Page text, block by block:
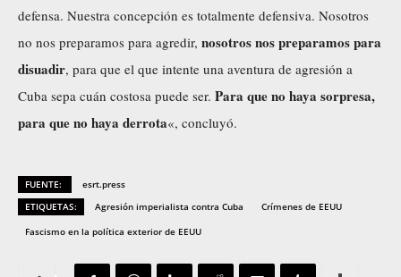
defensa. Nuestra concepción es totalmente defensiva. Nosotros
no nos preparamos para agredir, nosotros nos preparamos para
disuadir, para que el que intente una aventura de agresión a
Cuba sepa cuán costosa puede ser. Para que no haya sorpresa,
para que no haya derrota«, concluyó.
FUENTE:
esrt.press
ETIQUETAS:
Agresión imperialista contra Cuba
Crímenes de EEUU
Fascismo en la política exterior de EEUU